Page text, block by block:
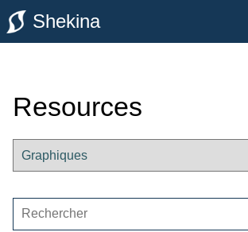
Shekina
Resources